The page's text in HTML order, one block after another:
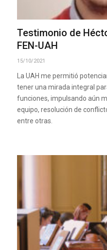
Testimonio de
FEN-UAH
15/10/2021
La UAH me permitió
tener una mirada integral
funciones, impulsando aún
equipo, resolución de
entre otras.